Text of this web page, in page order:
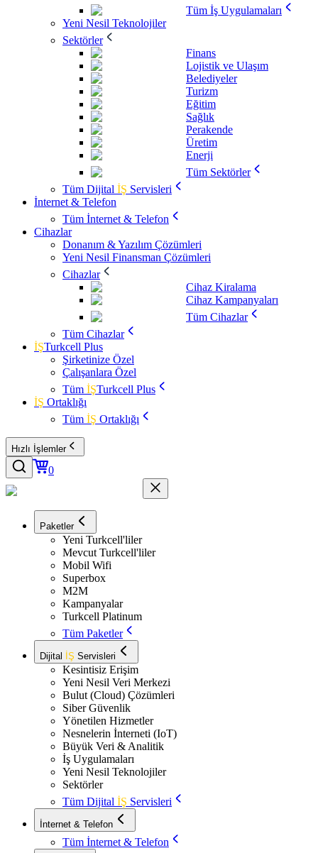
Tüm İş Uygulamaları
Yeni Nesil Teknolojiler
Sektörler
Finans
Lojistik ve Ulaşım
Belediyeler
Turizm
Eğitim
Sağlık
Perakende
Üretim
Enerji
Tüm Sektörler
Tüm Dijital İŞ Servisleri
İnternet & Telefon
Tüm İnternet & Telefon
Cihazlar
Donanım & Yazılım Çözümleri
Yeni Nesil Finansman Çözümleri
Cihazlar
Cihaz Kiralama
Cihaz Kampanyaları
Tüm Cihazlar
Tüm Cihazlar
İŞTurkcell Plus
Şirketinize Özel
Çalışanlara Özel
Tüm İŞTurkcell Plus
İŞ Ortaklığı
Tüm İŞ Ortaklığı
Hızlı İşlemler
0
Paketler
Yeni Turkcell'liler
Mevcut Turkcell'liler
Mobil Wifi
Superbox
M2M
Kampanyalar
Turkcell Platinum
Tüm Paketler
Dijital İŞ Servisleri
Kesintisiz Erişim
Yeni Nesil Veri Merkezi
Bulut (Cloud) Çözümleri
Siber Güvenlik
Yönetilen Hizmetler
Nesnelerin İnterneti (IoT)
Büyük Veri & Analitik
İş Uygulamaları
Yeni Nesil Teknolojiler
Sektörler
Tüm Dijital İŞ Servisleri
İnternet & Telefon
Tüm İnternet & Telefon